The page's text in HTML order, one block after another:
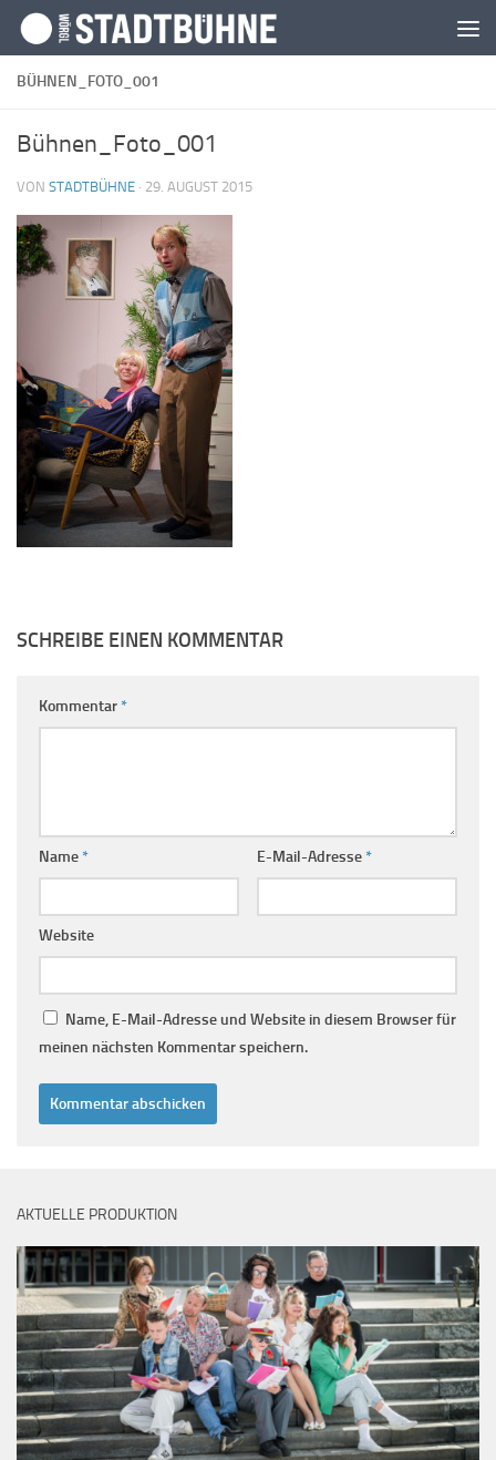
Zum Inhalt springen
BÜHNEN_FOTO_001
Bühnen_Foto_001
VON STADTBÜHNE · 29. AUGUST 2015
SCHREIBE EINEN KOMMENTAR
Kommentar*
Name* E-Mail-Adresse*
Website
Name, E-Mail-Adresse und Website in diesem Browser für
meinen nächsten Kommentar speichern.
AKTUELLE PRODUKTION